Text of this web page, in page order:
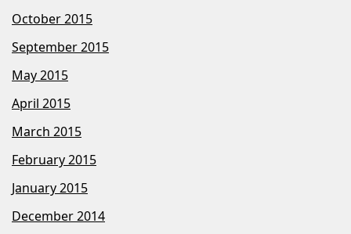
October 2015
September 2015
May 2015
April 2015
March 2015
February 2015
January 2015
December 2014